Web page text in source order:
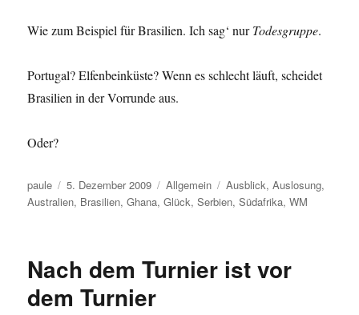
Wie zum Beispiel für Brasilien. Ich sag‘ nurTodesgruppe.
Portugal? Elfenbeinküste? Wenn es schlecht läuft, scheidet
Brasilien in der Vorrunde aus.
Oder?
Autor
paule
Veröffentlicht
am
5. Dezember 2009 Kategorien
Allgemein Schlagwörter
Ausblick,Auslosung,
Australien, Brasilien,Ghana,Glück,Serbien,Südafrika,WM
Nach dem Turnier ist vor
dem Turnier